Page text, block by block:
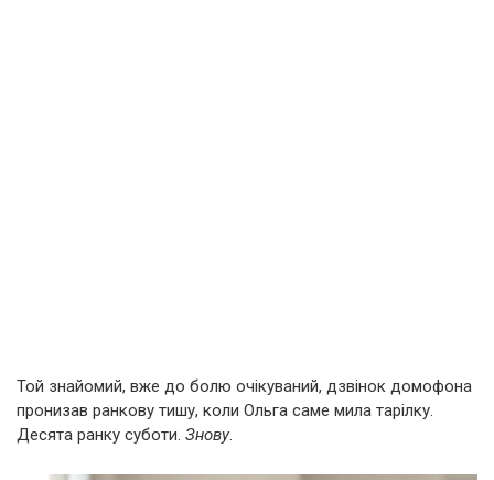
Той знайомий, вже до болю очікуваний, дзвінок домофона
пронизав ранкову тишу, коли Ольга саме мила тарілку.
Десята ранку суботи. Знову.